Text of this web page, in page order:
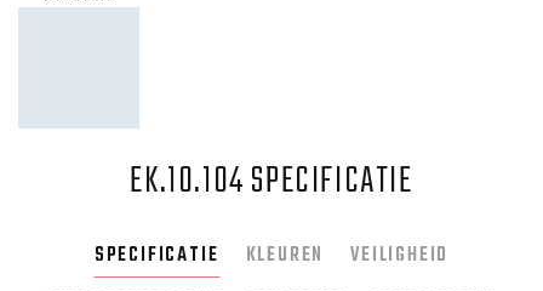
EK.10.104 SPECIFICATIE
SPECIFICATIE KLEUREN
VEILIGHEID